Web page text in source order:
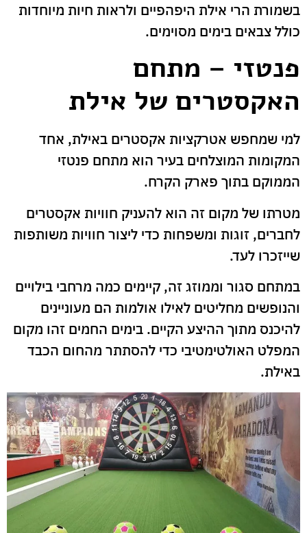
בשמורת הרי אילת היפהפיים ולראות חיות מיוחדות
כולל צבאים בימים מסוימים.
פנטזי – מתחם
האקסטרים של אילת
למי שמחפש אטרקציות אקסטרים באילת, אחד
המקומות המוצלחים בעיר הוא מתחם פנטזי
הממוקם בתוך פארק הקרח.
מטרתו של מקום זה הוא להעניק חוויות אקסטרים
לחברים, זוגות ומשפחות כדי ליצור חוויות משותפות
שייזכרו לעד.
במתחם סגור וממוזג זה, קיימים כמה מרחבי בילויים
והנופשים מחליטים לאילו אולמות הם מעוניינים
להיכנס מתוך ההיצע הקיים. בימים החמים זהו מקום
המפלט האולטימטיבי כדי להסתתר מהחום הכבד
באילת.